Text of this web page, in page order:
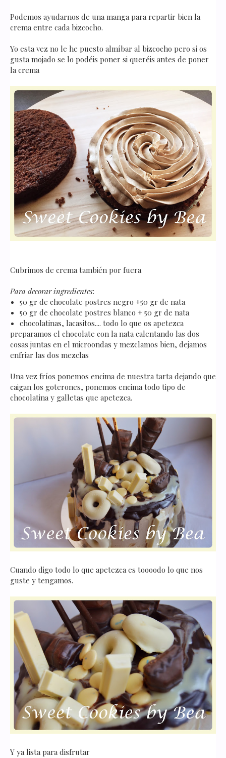
Podemos ayudarnos de una manga para repartir bien la
crema entre cada bizcocho.
Yo esta vez no le he puesto almíbar al bizcocho pero si os
gusta mojado se lo podéis poner si queréis antes de poner
la crema
Cubrimos de crema también por fuera
Para decorar ingredientes:
50 gr de chocolate postres negro +50 gr de nata
50 gr de chocolate postres blanco + 50 gr de nata
chocolatinas, lacasitos.... todo lo que os apetezca
preparamos el chocolate con la nata calentando las dos
cosas juntas en el microondas y mezclamos bien, dejamos
enfriar las dos mezclas
Una vez fríos ponemos encima de nuestra tarta dejando que
caigan los goterones, ponemos encima todo tipo de
chocolatina y galletas que apetezca.
Cuando digo todo lo que apetezca es toooodo lo que nos
guste y tengamos.
Y ya lista para disfrutar